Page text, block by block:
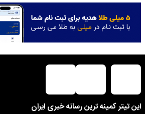
این تیتر کمینه ترین رسانه خبری ایران